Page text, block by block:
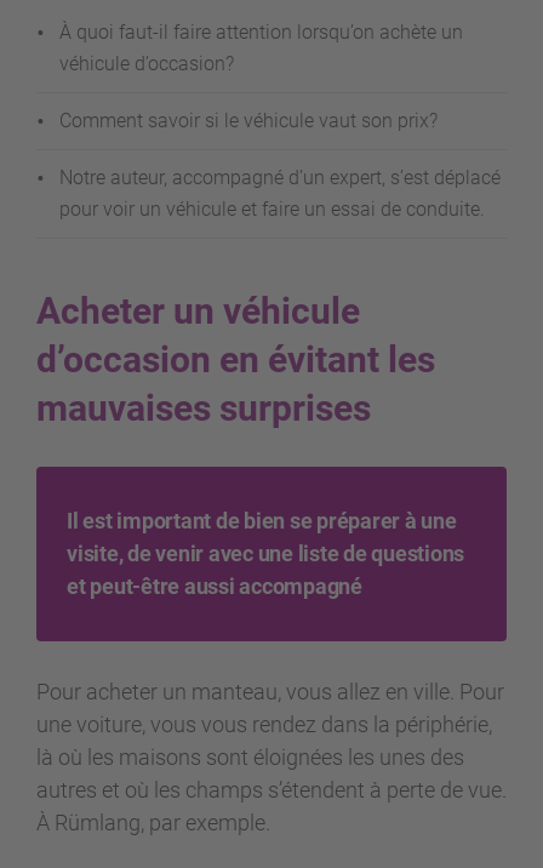
À quoi faut-il faire attention lorsqu’on achète un
véhicule d’occasion?
Comment savoir si le véhicule vaut son prix?
Notre auteur, accompagné d’un expert, s’est déplacé
pour voir un véhicule et faire un essai de conduite.
Acheter un véhicule
d’occasion en évitant les
mauvaises surprises
Il est important de bien se préparer à une
visite, de venir avec une liste de questions
et peut-être aussi accompagné
Pour acheter un manteau, vous allez en ville. Pour
une voiture, vous vous rendez dans la périphérie,
là où les maisons sont éloignées les unes des
autres et où les champs s’étendent à perte de vue.
À Rümlang, par exemple.